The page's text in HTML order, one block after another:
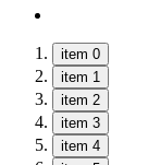
item 0
item 1
item 2
item 3
item 4